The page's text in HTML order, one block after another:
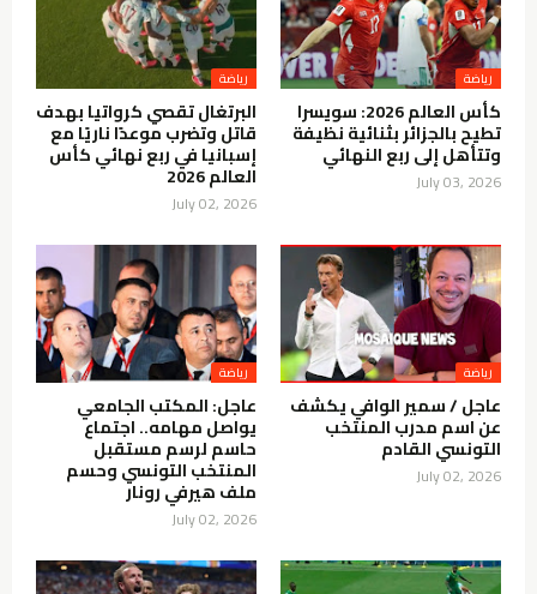
رياضة
كأس العالم 2026: سويسرا
تطيح بالجزائر بثنائية نظيفة
وتتأهل إلى ربع النهائي
July 03, 2026
رياضة
البرتغال تقصي كرواتيا بهدف
قاتل وتضرب موعدًا ناريًا مع
إسبانيا في ربع نهائي كأس
العالم 2026
July 02, 2026
رياضة
عاجل / سمير الوافي يكشف
عن اسم مدرب المنتخب
التونسي القادم
July 02, 2026
رياضة
عاجل: المكتب الجامعي
يواصل مهامه.. اجتماع
حاسم لرسم مستقبل
المنتخب التونسي وحسم
ملف هيرفي رونار
July 02, 2026